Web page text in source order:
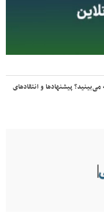
پیشنهادها و انتقادهای